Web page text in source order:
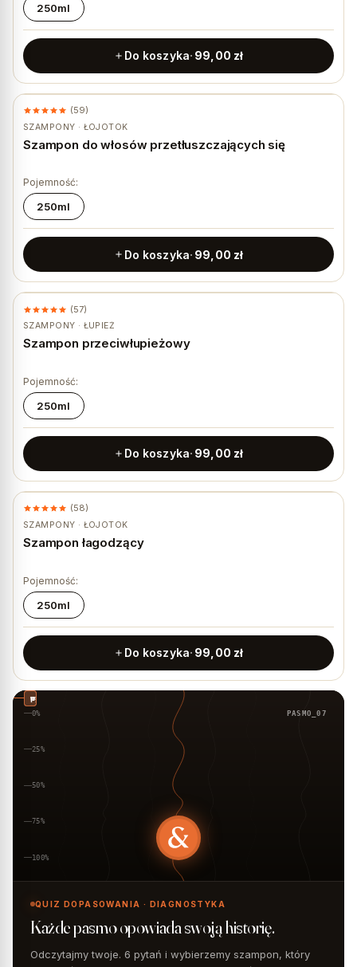
250ml
Do koszyka 99,00 zł
SZAMPONY · ŁOJOTOK
Szampon do włosów przetłuszczających się
(59)
Pojemność:
250ml
Do koszyka 99,00 zł
SZAMPONY · ŁUPIEŻ
Szampon przeciwłupieżowy
(57)
Pojemność:
250ml
Do koszyka 99,00 zł
SZAMPONY · ŁOJOTOK
Szampon łagodzący
(58)
Pojemność:
250ml
Do koszyka 99,00 zł
0%
25%
50%
75%
100%
PASMO_07
wypadanie -18%
nawilżenie +42%
puszenie -12%
QUIZ DOPASOWANIA · DIAGNOSTYKA
Każde pasmo opowiada swoją historię.
Odczytajmy twoje. 6 pytań i wybierzemy szampon, który